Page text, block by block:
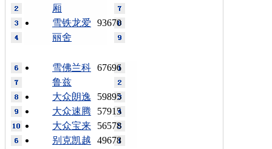
厢
93670
雪铁龙爱
丽舍
67696
雪佛兰科
鲁兹
59895
大众朗逸
57915
大众速腾
56578
大众宝来
49678
别克凯越